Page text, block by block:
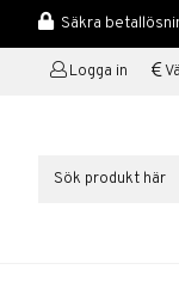
Säkra
Logga in